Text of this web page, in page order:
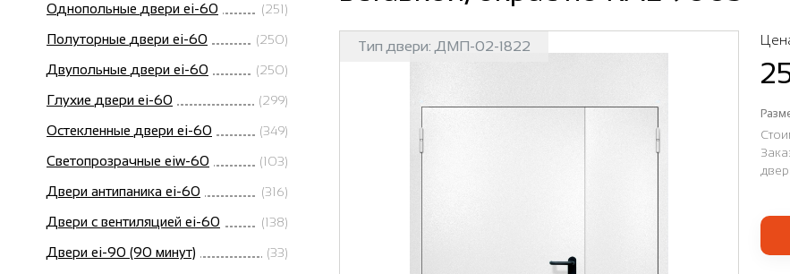
Однопольные двери ei-60 (251)
Полуторные двери ei-60 (250)
Двупольные двери ei-60 (250)
Глухие двери ei-60 (299)
Остекленные двери ei-60 (349)
Светопрозрачные eiw-60 (103)
Двери антипаника ei-60 (316)
Двери с вентиляцией ei-60 (138)
Двери ei-90 (90 минут) (33)
Тип двери: ДМП-02-1822